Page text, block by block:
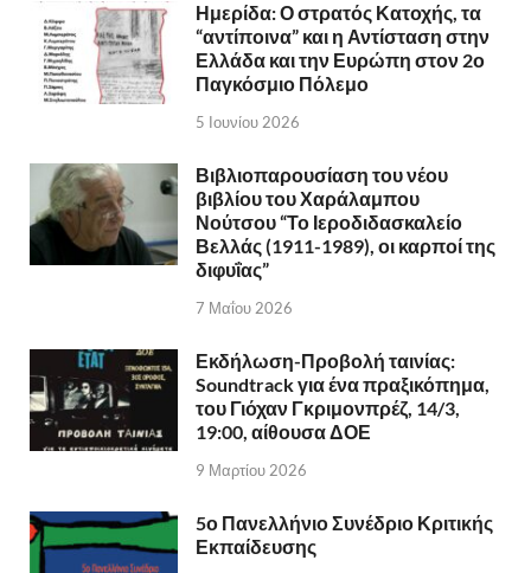
Ημερίδα: Ο στρατός Κατοχής, τα
“αντίποινα” και η Αντίσταση στην
Ελλάδα και την Ευρώπη στον 2ο
Παγκόσμιο Πόλεμο
5 Ιουνίου 2026
Βιβλιοπαρουσίαση του νέου
βιβλίου του Χαράλαμπου
Νούτσου “Το Ιεροδιδασκαλείο
Βελλάς (1911-1989), οι καρποί της
διφυΐας”
7 Μαΐου 2026
Εκδήλωση-Προβολή ταινίας:
Soundtrack για ένα πραξικόπημα,
του Γιόχαν Γκριμονπρέζ, 14/3,
19:00, αίθουσα ΔΟΕ
9 Μαρτίου 2026
5ο Πανελλήνιο Συνέδριο Κριτικής
Εκπαίδευσης